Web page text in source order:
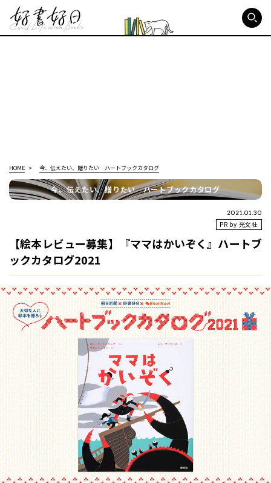
HOME 今、伝えたい、贈りたい ハートブックカタログ
今、伝えたい、贈りたい ハートブックカタログ
PR by 光文社
2021.01.30
【絵本レビュー募集】『ママはかいぞく』ハートブ
ックカタログ2021